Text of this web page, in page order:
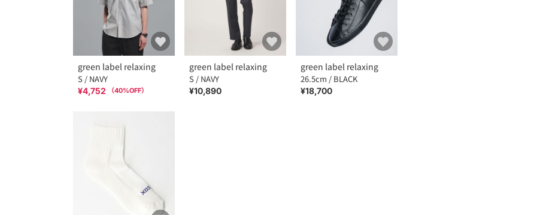
green label relaxing
S / NAVY
¥4,752 （40%OFF）
green label relaxing
S / NAVY
¥10,890
green label relaxing
26.5cm / BLACK
¥18,700